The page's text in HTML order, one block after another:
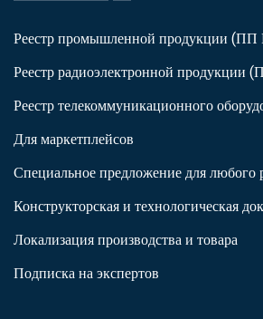
Реестр промышленной продукции
Реестр радиоэлектронной
Реестр телекоммуникационного
Для маркетплейсов
Специальное предложение для любого
Конструкторская и технологическая
Локализация производства и товара
Подписка на экспертов